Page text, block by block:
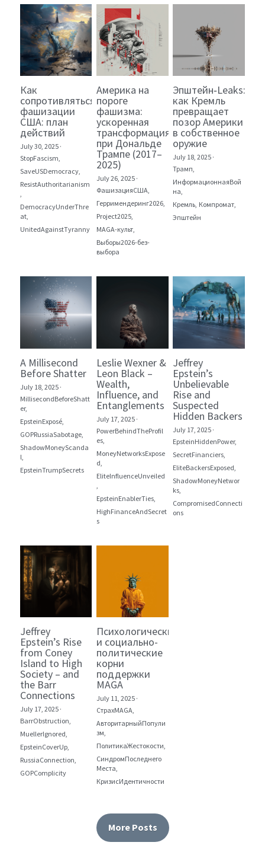
Как
сопротивляться
фашизации
США: план
действий
July 30, 2025 ·
StopFascism,
SaveUSDemocracy,
ResistAuthoritarianism
,
DemocracyUnderThre
at,
UnitedAgainstTyranny
Америка на
пороге
фашизма:
ускоренная
трансформация
при Дональде
Трампе (2017–
2025)
July 26, 2025 ·
ФашизацияСША,
Герримендеринг2026,
Project2025,
MAGA-культ,
Выборы2026-без-
выбора
Эпштейн‑Leaks:
как Кремль
превращает
позор Америки
в собственное
оружие
July 18, 2025 ·
Трамп,
ИнформационнаяВой
на,
Кремль, Компромат,
Эпштейн
A Millisecond
Before Shatter
July 18, 2025 ·
MillisecondBeforeShatt
er,
EpsteinExposé,
GOPRussiaSabotage,
ShadowMoneyScanda
l,
EpsteinTrumpSecrets
Leslie Wexner &
Leon Black –
Wealth,
Influence, and
Entanglements
July 17, 2025 ·
PowerBehindTheProfil
es,
MoneyNetworksExpose
d,
EliteInfluenceUnveiled
EpsteinEnablerTies,
HighFinanceAndSecret
s
Jeffrey
Epstein’s
Unbelievable
Rise and
Suspected
Hidden Backers
July 17, 2025 ·
EpsteinHiddenPower,
SecretFinanciers,
EliteBackersExposed,
ShadowMoneyNetwor
ks,
CompromisedConnecti
ons
Jeffrey
Epstein’s Rise
from Coney
Island to High
Society – and
the Barr
Connections
July 17, 2025 ·
BarrObstruction,
MuellerIgnored,
EpsteinCoverUp,
RussiaConnection,
GOPComplicity
Психологические
и социально-
политические
корни
поддержки
MAGA
July 11, 2025 ·
СтрахMAGA,
АвторитарныйПопули
зм,
ПолитикаЖестокости,
СиндромПоследнего
Места,
КризисИдентичности
More Posts